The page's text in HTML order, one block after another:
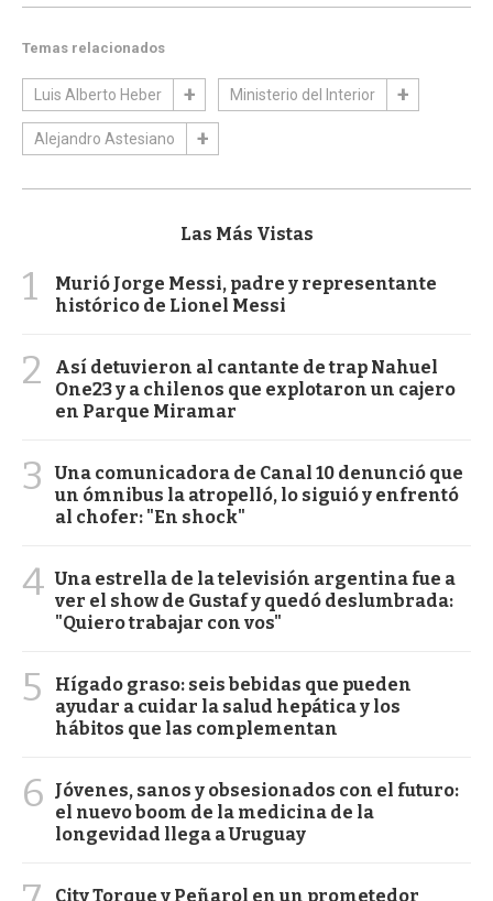
Temas relacionados
Luis Alberto Heber Ministerio del Interior
Alejandro Astesiano
Las Más Vistas
1
Murió Jorge Messi, padre y representante
histórico de Lionel Messi
2
Así detuvieron al cantante de trap Nahuel
One23 y a chilenos que explotaron un cajero
en Parque Miramar
3
Una comunicadora de Canal 10 denunció que
un ómnibus la atropelló, lo siguió y enfrentó
al chofer: "En shock"
4 Una estrella de la televisión argentina fue a
ver el show de Gustaf y quedó deslumbrada:
"Quiero trabajar con vos"
5
Hígado graso: seis bebidas que pueden
ayudar a cuidar la salud hepática y los
hábitos que las complementan
6
Jóvenes, sanos y obsesionados con el futuro:
el nuevo boom de la medicina de la
longevidad llega a Uruguay
City Torque y Peñarol en un prometedor